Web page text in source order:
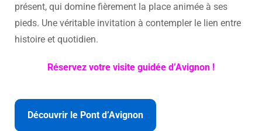
présent, qui domine fièrement la place animée à ses
pieds. Une véritable invitation à contempler le lien entre
histoire et quotidien.
Réservez votre visite guidée d’Avignon !
Découvrir le Pont d’Avignon